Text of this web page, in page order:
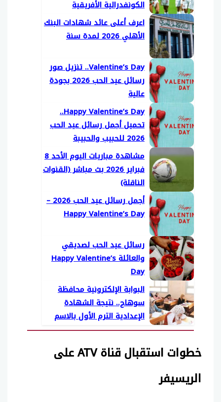
الكونفدرالية الأفريقية
اعرف أعلى عائد شهادات البنك
الأهلي 2026 لمدة سنة
Valentine’s Day.. تنزيل صور
رسائل عيد الحب 2026 بجودة
عالية
Happy Valentine’s Day..
تحميل أجمل رسائل عيد الحب
2026 للحبيب والحبيبة
مشاهدة مباريات اليوم الأحد 8
فبراير 2026 بث مباشر (القنوات
الناقلة)
أجمل رسائل عيد الحب 2026 –
Happy Valentine’s Day
رسائل عيد الحب لصديقي
والعائلة Happy Valentine’s
Day
البوابة الإلكترونية محافظة
سوهاج.. نتيجة الشهادة
الإعدادية الترم الأول بالاسم
فقط 2026
خطوات استقبال قناة ATV على
الريسيفر